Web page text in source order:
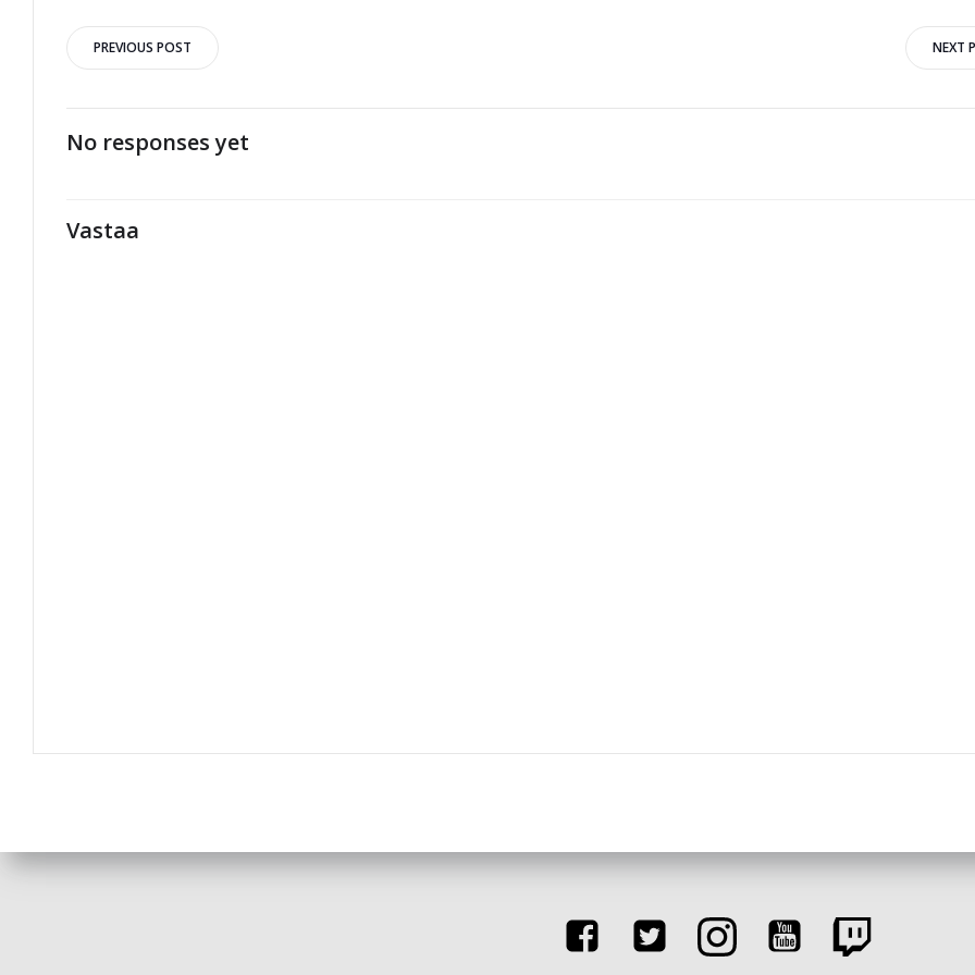
Artikkelien
selaus
PREVIOUS POST
selaus
NEXT
No responses yet
Vastaa